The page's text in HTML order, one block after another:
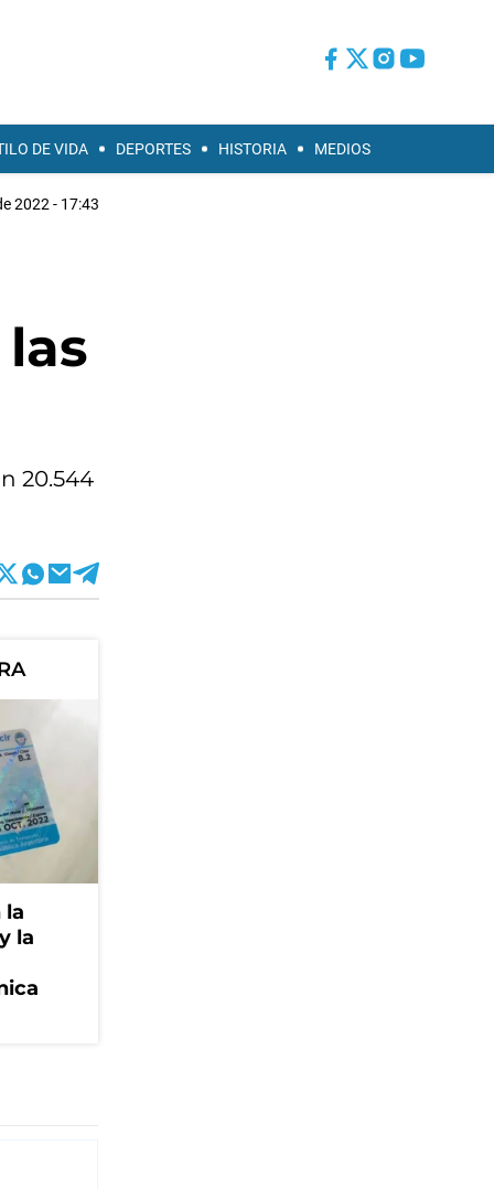
DE VIDA DEPORTES HISTORIA MEDIOS
2022 - 17:43
20.544
la
la